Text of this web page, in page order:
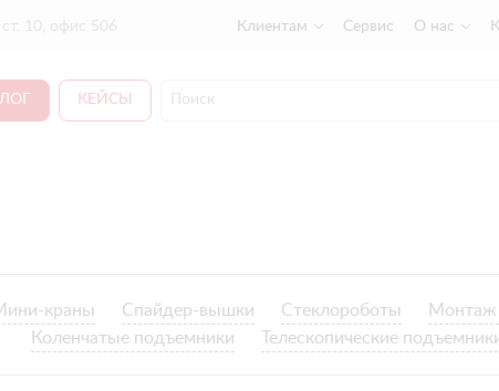
10, офис 506 Клиентам Сервис О нас
КЕЙСЫ
краны Спайдер-вышки Стеклороботы Монтаж
Коленчатые подъемники
Телескопические